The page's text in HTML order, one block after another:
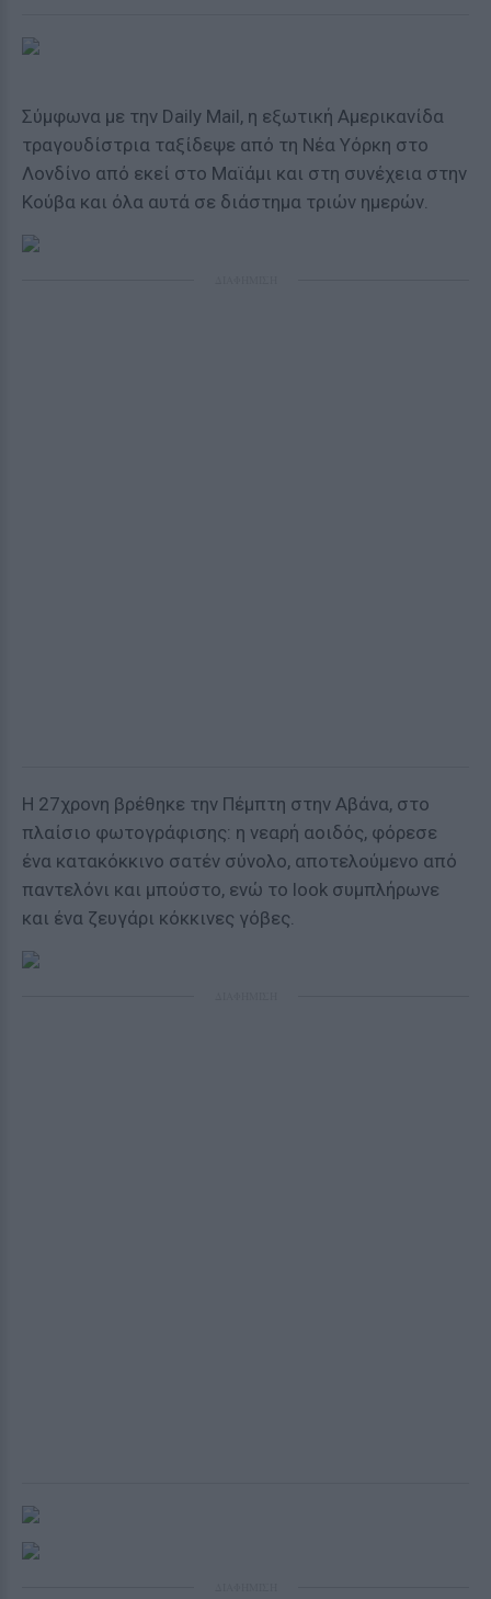
Σύμφωνα με την Daily Mail, η εξωτική Αμερικανίδα
τραγουδίστρια ταξίδεψε από τη Νέα Υόρκη στο
Λονδίνο από εκεί στο Μαϊάμι και στη συνέχεια στην
Κούβα και όλα αυτά σε διάστημα τριών ημερών.
Η 27χρονη βρέθηκε την Πέμπτη στην Αβάνα, στο
πλαίσιο φωτογράφισης: η νεαρή αοιδός, φόρεσε
ένα κατακόκκινο σατέν σύνολο, αποτελούμενο από
παντελόνι και μπούστο, ενώ το look συμπλήρωνε
και ένα ζευγάρι κόκκινες γόβες.